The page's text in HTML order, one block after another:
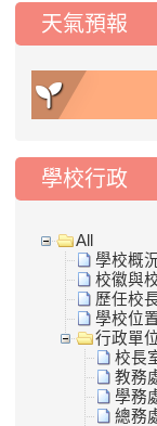
天氣預報
學校行政
All
學校概
校徽與
歷任校
學校位
行政單
校長
教務
學務
總務